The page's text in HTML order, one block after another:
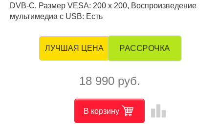
DVB-C, Размер VESA: 200 х 200, Воспроизведение
мультимедиа с USB: Есть
ЛУЧШАЯ ЦЕНА РАССРОЧКА
18 990 руб.
В корзину leaderboard